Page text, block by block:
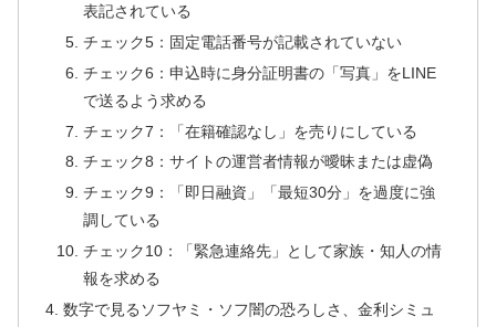
表記されている
チェック5：固定電話番号が記載されていない
チェック6：申込時に身分証明書の「写真」をLINE
で送るよう求める
チェック7：「在籍確認なし」を売りにしている
チェック8：サイトの運営者情報が曖昧または虚偽
チェック9：「即日融資」「最短30分」を過度に強
調している
チェック10：「緊急連絡先」として家族・知人の情
報を求める
数字で見るソフヤミ・ソフ闇の恐ろしさ、金利シミュ